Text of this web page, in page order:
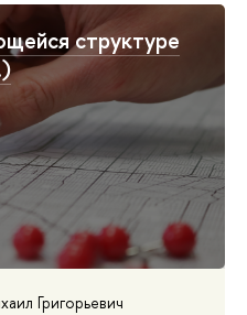
структуре
Григорьевич